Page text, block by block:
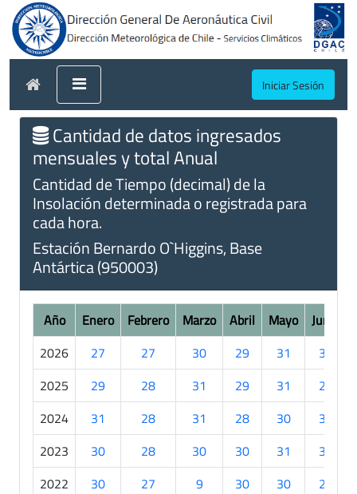
Iniciar Sesión
Cantidad de datos ingresados
mensuales y total Anual
Cantidad de Tiempo (decimal) de la
Insolación determinada o registrada para
cada hora.
Estación Bernardo O`Higgins, Base
Antártica (950003)
Año Enero Febrero Marzo Abril Mayo Junio
2026
27 27 30 29 31
30
2025
29 28 31 29 31
29
2024
31 28 31 28 30
30
2023
30 28 30 30 31
30
2022
30 27 9 30 30
27